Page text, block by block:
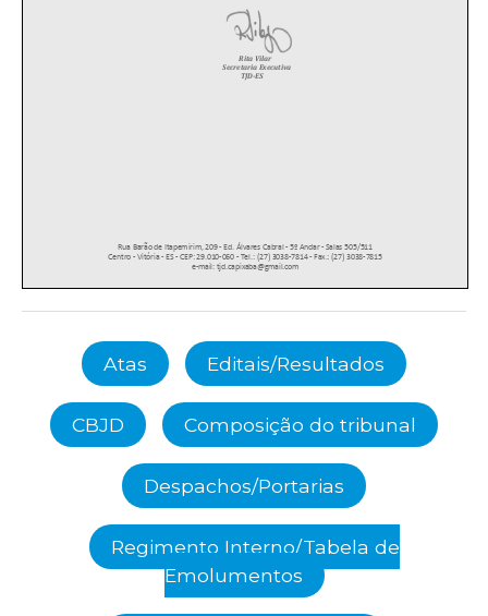
Atas Editais/Resultados
CBJD Composição do tribunal
Despachos/Portarias
Regimento Interno/Tabela de
Emolumentos